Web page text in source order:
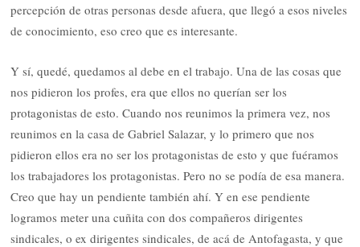
percepción de otras personas desde afuera, que llegó a esos niveles
de conocimiento, eso creo que es interesante.
Y sí, quedé, quedamos al debe en el trabajo. Una de las cosas que
nos pidieron los profes, era que ellos no querían ser los
protagonistas de esto. Cuando nos reunimos la primera vez, nos
reunimos en la casa de Gabriel Salazar, y lo primero que nos
pidieron ellos era no ser los protagonistas de esto y que fuéramos
los trabajadores los protagonistas. Pero no se podía de esa manera.
Creo que hay un pendiente también ahí. Y en ese pendiente
logramos meter una cuñita con dos compañeros dirigentes
sindicales, o ex dirigentes sindicales, de acá de Antofagasta, y que